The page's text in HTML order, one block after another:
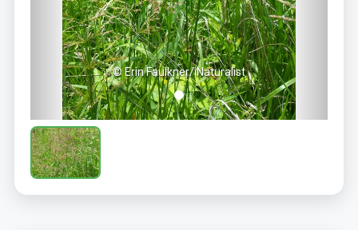
© Erin Faulkner/iNaturalist